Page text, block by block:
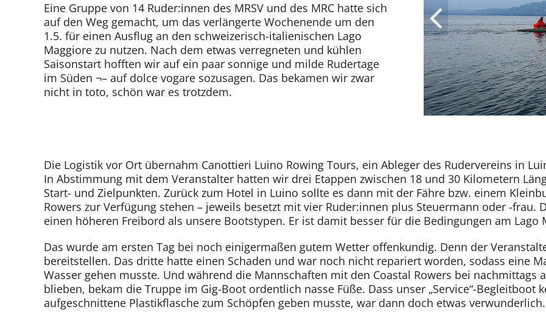
Eine Gruppe von 14 Ruder:innen des MRSV und des MRC hatte sich
auf den Weg gemacht, um das verlängerte Wochenende um den
1.5. für einen Ausflug an den schweizerisch-italienischen Lago
Maggiore zu nutzen. Nach dem etwas verregneten und kühlen
Saisonstart hofften wir auf ein paar sonnige und milde Rudertage
im Süden ¬– auf dolce vogare sozusagen. Das bekamen wir zwar
nicht in toto, schön war es trotzdem.
Die Logistik vor Ort übernahm Canottieri Luino Rowing Tours, ein Ableger des Rudervereins in
In Abstimmung mit dem Veranstalter hatten wir drei Etappen zwischen 18 und 30 Kilometern
Start- und Zielpunkten. Zurück zum Hotel in Luino sollte es dann mit der Fähre bzw. einem
Rowers zur Verfügung stehen – jeweils besetzt mit vier Ruder:innen plus Steuermann oder -
einen höheren Freibord als unsere Bootstypen. Er ist damit besser für die Bedingungen am Lago
Das wurde am ersten Tag bei noch einigermaßen gutem Wetter offenkundig. Denn der
bereitstellen. Das dritte hatte einen Schaden und war noch nicht repariert worden, sodass eine
Wasser gehen musste. Und während die Mannschaften mit den Coastal Rowers bei
blieben, bekam die Truppe im Gig-Boot ordentlich nasse Füße. Dass unser „Service“-Begleitboot
aufgeschnittene Plastikflasche zum Schöpfen geben musste, war dann doch etwas verwunderlich.